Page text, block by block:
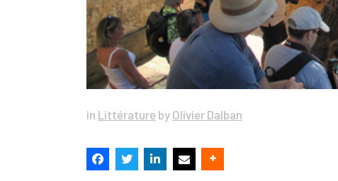
in Littérature by Olivier Dalban